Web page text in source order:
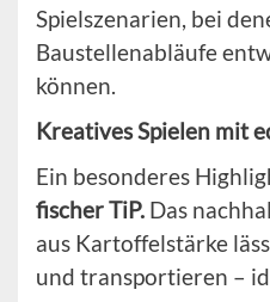
Spielszenarien, bei
Baustellenabläufe
können.
Kreatives Spielen mit
Ein besonderes
fischer TiP. Das
aus Kartoffelstärke
und transportieren –